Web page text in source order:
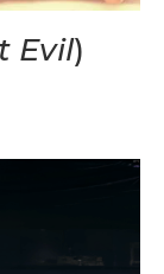
Evil)